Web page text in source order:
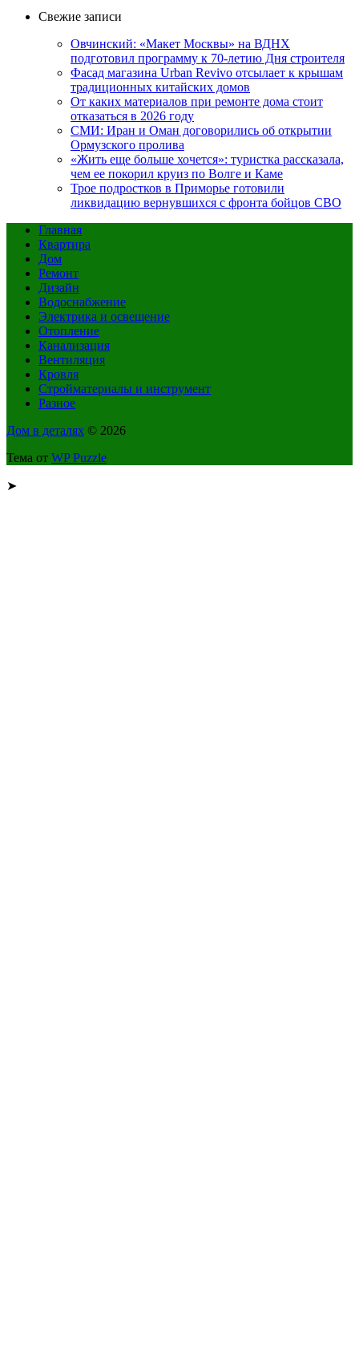
Свежие записи
Овчинский: «Макет Москвы» на ВДНХ
подготовил программу к 70-летию Дня строителя
Фасад магазина Urban Revivo отсылает к крышам
традиционных китайских домов
От каких материалов при ремонте дома стоит
отказаться в 2026 году
СМИ: Иран и Оман договорились об открытии
Ормузского пролива
«Жить еще больше хочется»: туристка рассказала,
чем ее покорил круиз по Волге и Каме
Трое подростков в Приморье готовили
ликвидацию вернувшихся с фронта бойцов СВО
Главная
Квартира
Дом
Ремонт
Дизайн
Водоснабжение
Электрика и освещение
Отопление
Канализация
Вентиляция
Кровля
Стройматериалы и инструмент
Разное
Дом в деталях © 2026
Тема от WP Puzzle
➤